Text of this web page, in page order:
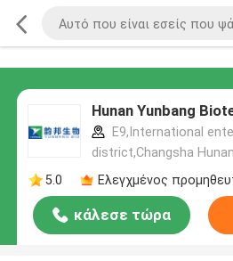
Hunan Yunbang
E9,International
district,Changsha
5.0
Ελεγχμένος
κάλεσε τώρα